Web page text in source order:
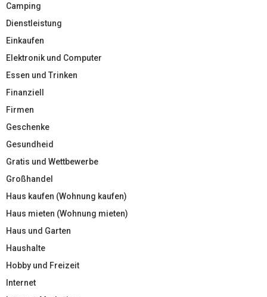
Camping
Dienstleistung
Einkaufen
Elektronik und Computer
Essen und Trinken
Finanziell
Firmen
Geschenke
Gesundheid
Gratis und Wettbewerbe
Großhandel
Haus kaufen (Wohnung kaufen)
Haus mieten (Wohnung mieten)
Haus und Garten
Haushalte
Hobby und Freizeit
Internet